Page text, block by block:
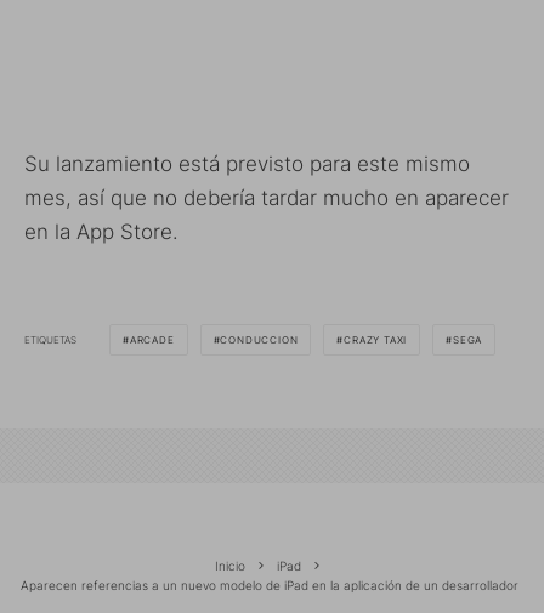
Su lanzamiento está previsto para este mismo
mes, así que no debería tardar mucho en aparecer
en la App Store.
ETIQUETAS ARCADE CONDUCCION CRAZY TAXI SEGA
Inicio
iPad
Aparecen referencias a un nuevo modelo de iPad en la aplicación de un desarrollador